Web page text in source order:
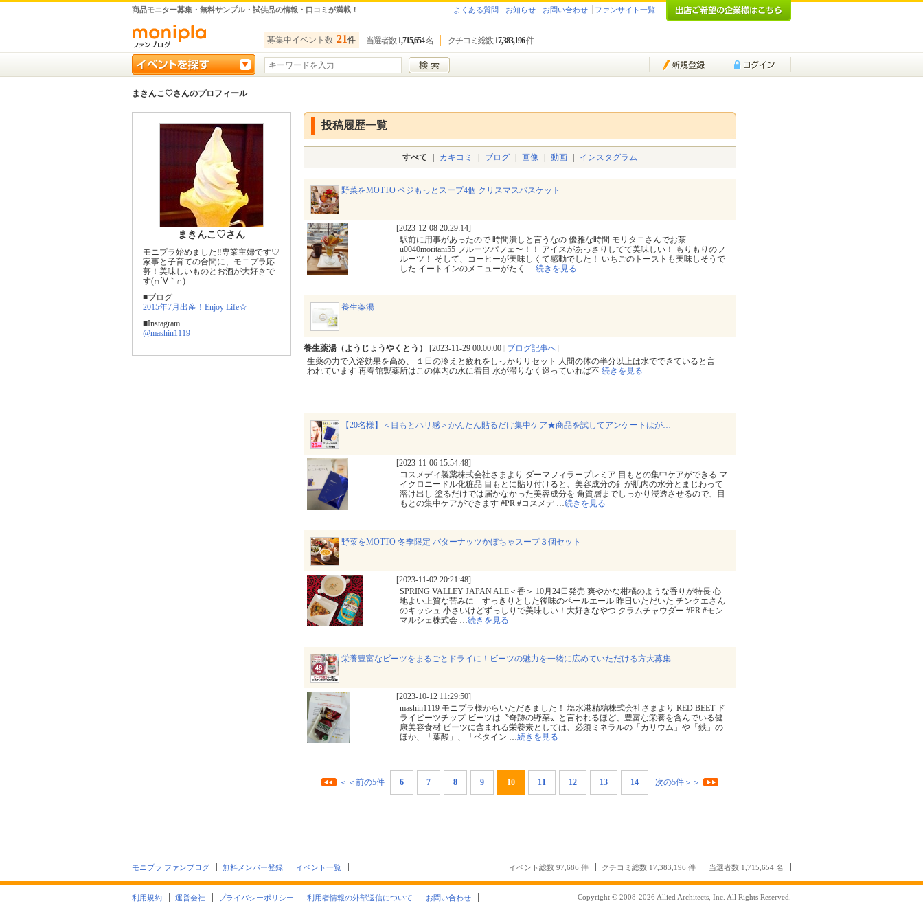
商品モニター募集・無料サンプル・試供品の情報・口コミが満載！ よくある質問 お知らせ お問い合わせ ファンサイト一覧
募集中イベント数 21件 当選者数 1,715,654名 クチコミ総数 17,383,196件
まきんこ♡さんのプロフィール
まきんこ♡さん
モニプラ始めました‼︎専業主婦です♡
家事と子育ての合間に、モニプラ応
募！美味しいものとお酒が大好きで
す(∩´∀｀∩)
■ブログ
2015年7月出産！Enjoy Life☆
■Instagram
@mashin1119
投稿履歴一覧
すべて カキコミ ブログ 画像 動画 インスタグラム
野菜をMOTTO ベジもっとスープ4個 クリスマスバスケット
[2023-12-08 20:29:14]
駅前に用事があったので 時間潰しと言うなの 優雅な時間 モリタニさんでお茶
u0040moritani55 フルーツパフェ〜！！ アイスがあっさりしてて美味しい！ もりもりのフ
ルーツ！ そして、コーヒーが美味しくて感動でした！ いちごのトーストも美味しそうで
した イートインのメニューがたく …続きを見る
養生薬湯
養生薬湯（ようじょうやくとう） [2023-11-29 00:00:00][ブログ記事へ]
生薬の力で入浴効果を高め、 １日の冷えと疲れをしっかりリセット 人間の体の半分以上は水でできていると言
われています 再春館製薬所はこの体内の水に着目 水が滞りなく巡っていれば不 続きを見る
【20名様】＜目もとハリ感＞かんたん貼るだけ集中ケア★商品を試してアンケートはが…
[2023-11-06 15:54:48]
コスメディ製薬株式会社さまより ダーマフィラープレミア 目もとの集中ケアができる マ
イクロニードル化粧品 目もとに貼り付けると、美容成分の針が肌内の水分とまじわって
溶け出し 塗るだけでは届かなかった美容成分を 角質層までしっかり浸透させるので、目
もとの集中ケアができます #PR #コスメデ …続きを見る
野菜をMOTTO 冬季限定 バターナッツかぼちゃスープ３個セット
[2023-11-02 20:21:48]
SPRING VALLEY JAPAN ALE＜香＞ 10月24日発売 爽やかな柑橘のような香りが特長 心
地よい上質な苦みに すっきりとした後味のペールエール 昨日いただいた チンクエさん
のキッシュ 小さいけどずっしりで美味しい！大好きなやつ クラムチャウダー #PR #モン
マルシェ株式会 …続きを見る
栄養豊富なビーツをまるごとドライに！ビーツの魅力を一緒に広めていただける方大募集…
[2023-10-12 11:29:50]
mashin1119 モニプラ様からいただきました！ 塩水港精糖株式会社さまより RED BEET ド
ライビーツチップ ビーツは〝奇跡の野菜〟と言われるほど、豊富な栄養を含んでいる健
康美容食材 ビーツに含まれる栄養素としては、必須ミネラルの「カリウム」や「鉄」の
ほか、「葉酸」、「ベタイン …続きを見る
＜＜前の5件 6 7 8 9 10 11 12 13 14 次の5件＞＞
モニプラ ファンブログ 無料メンバー登録 イベント一覧 イベント総数 97,686 件 クチコミ総数 17,383,196 件 当選者数 1,715,654 名
利用規約 運営会社 プライバシーポリシー 利用者情報の外部送信について お問い合わせ Copyright © 2008-2026 Allied Architects, Inc. All Rights Reserved.